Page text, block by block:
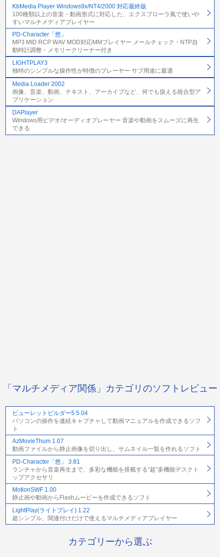
KbMedia Player Windows9x/NT4/2000 対応最終版
100種類以上の音楽・動画形式に対応した、エクスプローラ風で使いや
すいマルチメディアプレイヤー
PD-Character「悠」
MP3 MID RCP WAV MOD対応MMプレイヤー メールチェック・NTP自
動時計調整・メモリークリーナー付き
LIGHTPLAY3
独特のシンプルな操作性が特徴のプレーヤー サブ用途に最適
Media Loader 2002
画像、音楽、動画、テキスト、アーカイブなど、何でも扱える統合型ア
プリケーション
DAPlayer
Windows用ビデオ/オーディオプレーヤー 音楽や動画をスムーズに再生
できる
「マルチメディア関係」カテゴリのソフトレビュー
ビューレットビルダー5 5.04
パソコンの操作を連続キャプチャして動画マニュアルを作成できるソフ
ト
AzMovieThum 1.07
動画ファイルから静止画像を切り出し、サムネイル一覧を作れるソフト
PD-Character「悠」 3.81
ランチャから音楽再生まで、多彩な機能を搭載する“超”多機能デスクト
ップアクセサリ
MotionSWF 1.00
静止画や動画からFlashムービーを作成できるソフト
LightPlay(ライトプレイ) 1.22
超シンプル。関連付けだけで使えるマルチメディアプレイヤー
カテゴリーから選ぶ